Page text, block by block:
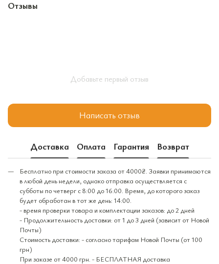
Отзывы
Добавьте первый отзыв
Написать отзыв
Доставка Оплата Гарантия Возврат
Бесплатно при стоимости заказа от 4000₴. Заявки принимаются
в любой день недели, однако отправка осуществляется с
субботы по четверг с 8:00 до 16:00. Время, до которого заказ
будет обработан в тот же день: 14:00.
- время проверки товара и комплектации заказов: до 2 дней
- Продолжительность доставки: от 1 до 3 дней (зависит от Новой
Почты)
Стоимость доставки: - согласно тарифам Новой Почты (от 100
грн)
При заказе от 4000 грн. - БЕСПЛАТНАЯ доставка